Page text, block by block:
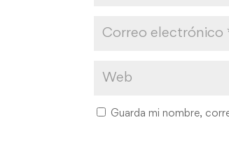
Guarda mi nombre,